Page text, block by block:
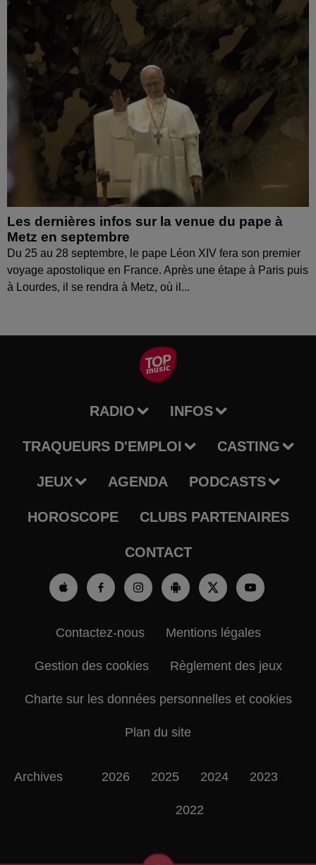
Les dernières infos sur la venue du pape à
Metz en septembre
Du 25 au 28 septembre, le pape Léon XIV fera son premier
voyage apostolique en France. Après une étape à Paris puis
à Lourdes, il se rendra à Metz, où il...
RADIO INFOS
TRAQUEURS D'EMPLOI CASTING
JEUX AGENDA PODCASTS
HOROSCOPE CLUBS PARTENAIRES
CONTACT
Contactez-nous Mentions légales
Gestion des cookies Règlement des jeux
Charte sur les données personnelles et cookies
Plan du site
Archives 2026 2025 2024 2023
2022